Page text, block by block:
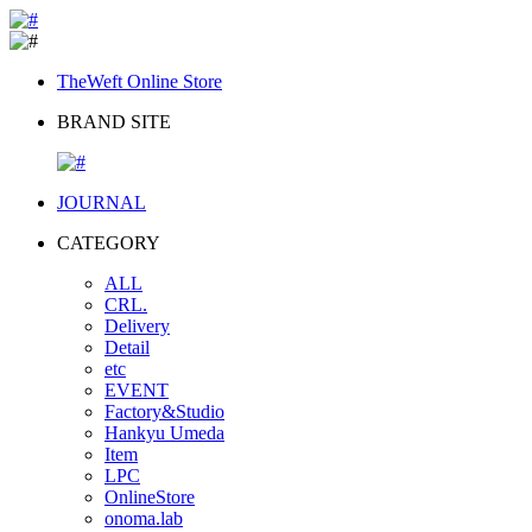
TheWeft Online Store
BRAND SITE
JOURNAL
CATEGORY
ALL
CRL.
Delivery
Detail
etc
EVENT
Factory&Studio
Hankyu Umeda
Item
LPC
OnlineStore
onoma.lab